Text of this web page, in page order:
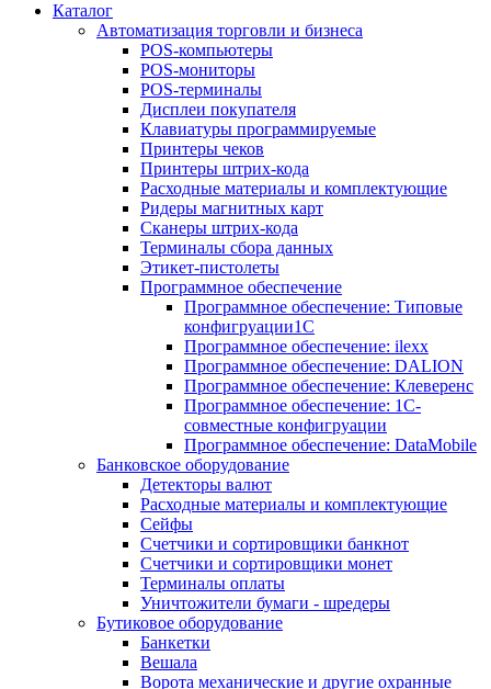
Каталог
Автоматизация торговли и бизнеса
POS-компьютеры
POS-мониторы
POS-терминалы
Дисплеи покупателя
Клавиатуры программируемые
Принтеры чеков
Принтеры штрих-кода
Расходные материалы и комплектующие
Ридеры магнитных карт
Сканеры штрих-кода
Терминалы сбора данных
Этикет-пистолеты
Программное обеспечение
Программное обеспечение: Типовые
конфигруации1С
Программное обеспечение: ilexx
Программное обеспечение: DALION
Программное обеспечение: Клеверенс
Программное обеспечение: 1С-
совместные конфигруации
Программное обеспечение: DataMobile
Банковское оборудование
Детекторы валют
Расходные материалы и комплектующие
Сейфы
Счетчики и сортировщики банкнот
Счетчики и сортировщики монет
Терминалы оплаты
Уничтожители бумаги - шредеры
Бутиковое оборудование
Банкетки
Вешала
Ворота механические и другие охранные